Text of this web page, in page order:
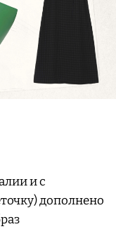
и с
дополнено